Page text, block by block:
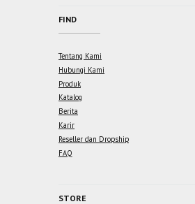
FIND
Tentang Kami
Hubungi Kami
Produk
Katalog
Berita
Karir
Reseller dan Dropship
FAQ
STORE